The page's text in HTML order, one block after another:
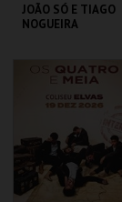
JOÃO SÓ E TIAGO
NOGUEIRA
COLISEU DE LISBOA
MAIS INFO
COMPRAR